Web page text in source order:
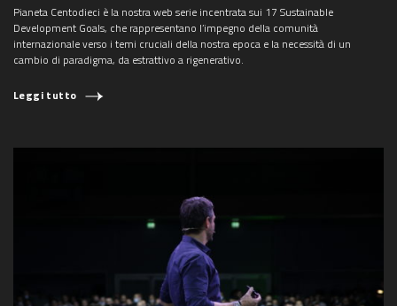
Pianeta Centodieci è la nostra web serie incentrata sui 17 Sustainable
Development Goals, che rappresentano l’impegno della comunità
internazionale verso i temi cruciali della nostra epoca e la necessità di un
cambio di paradigma, da estrattivo a rigenerativo.
Leggi tutto